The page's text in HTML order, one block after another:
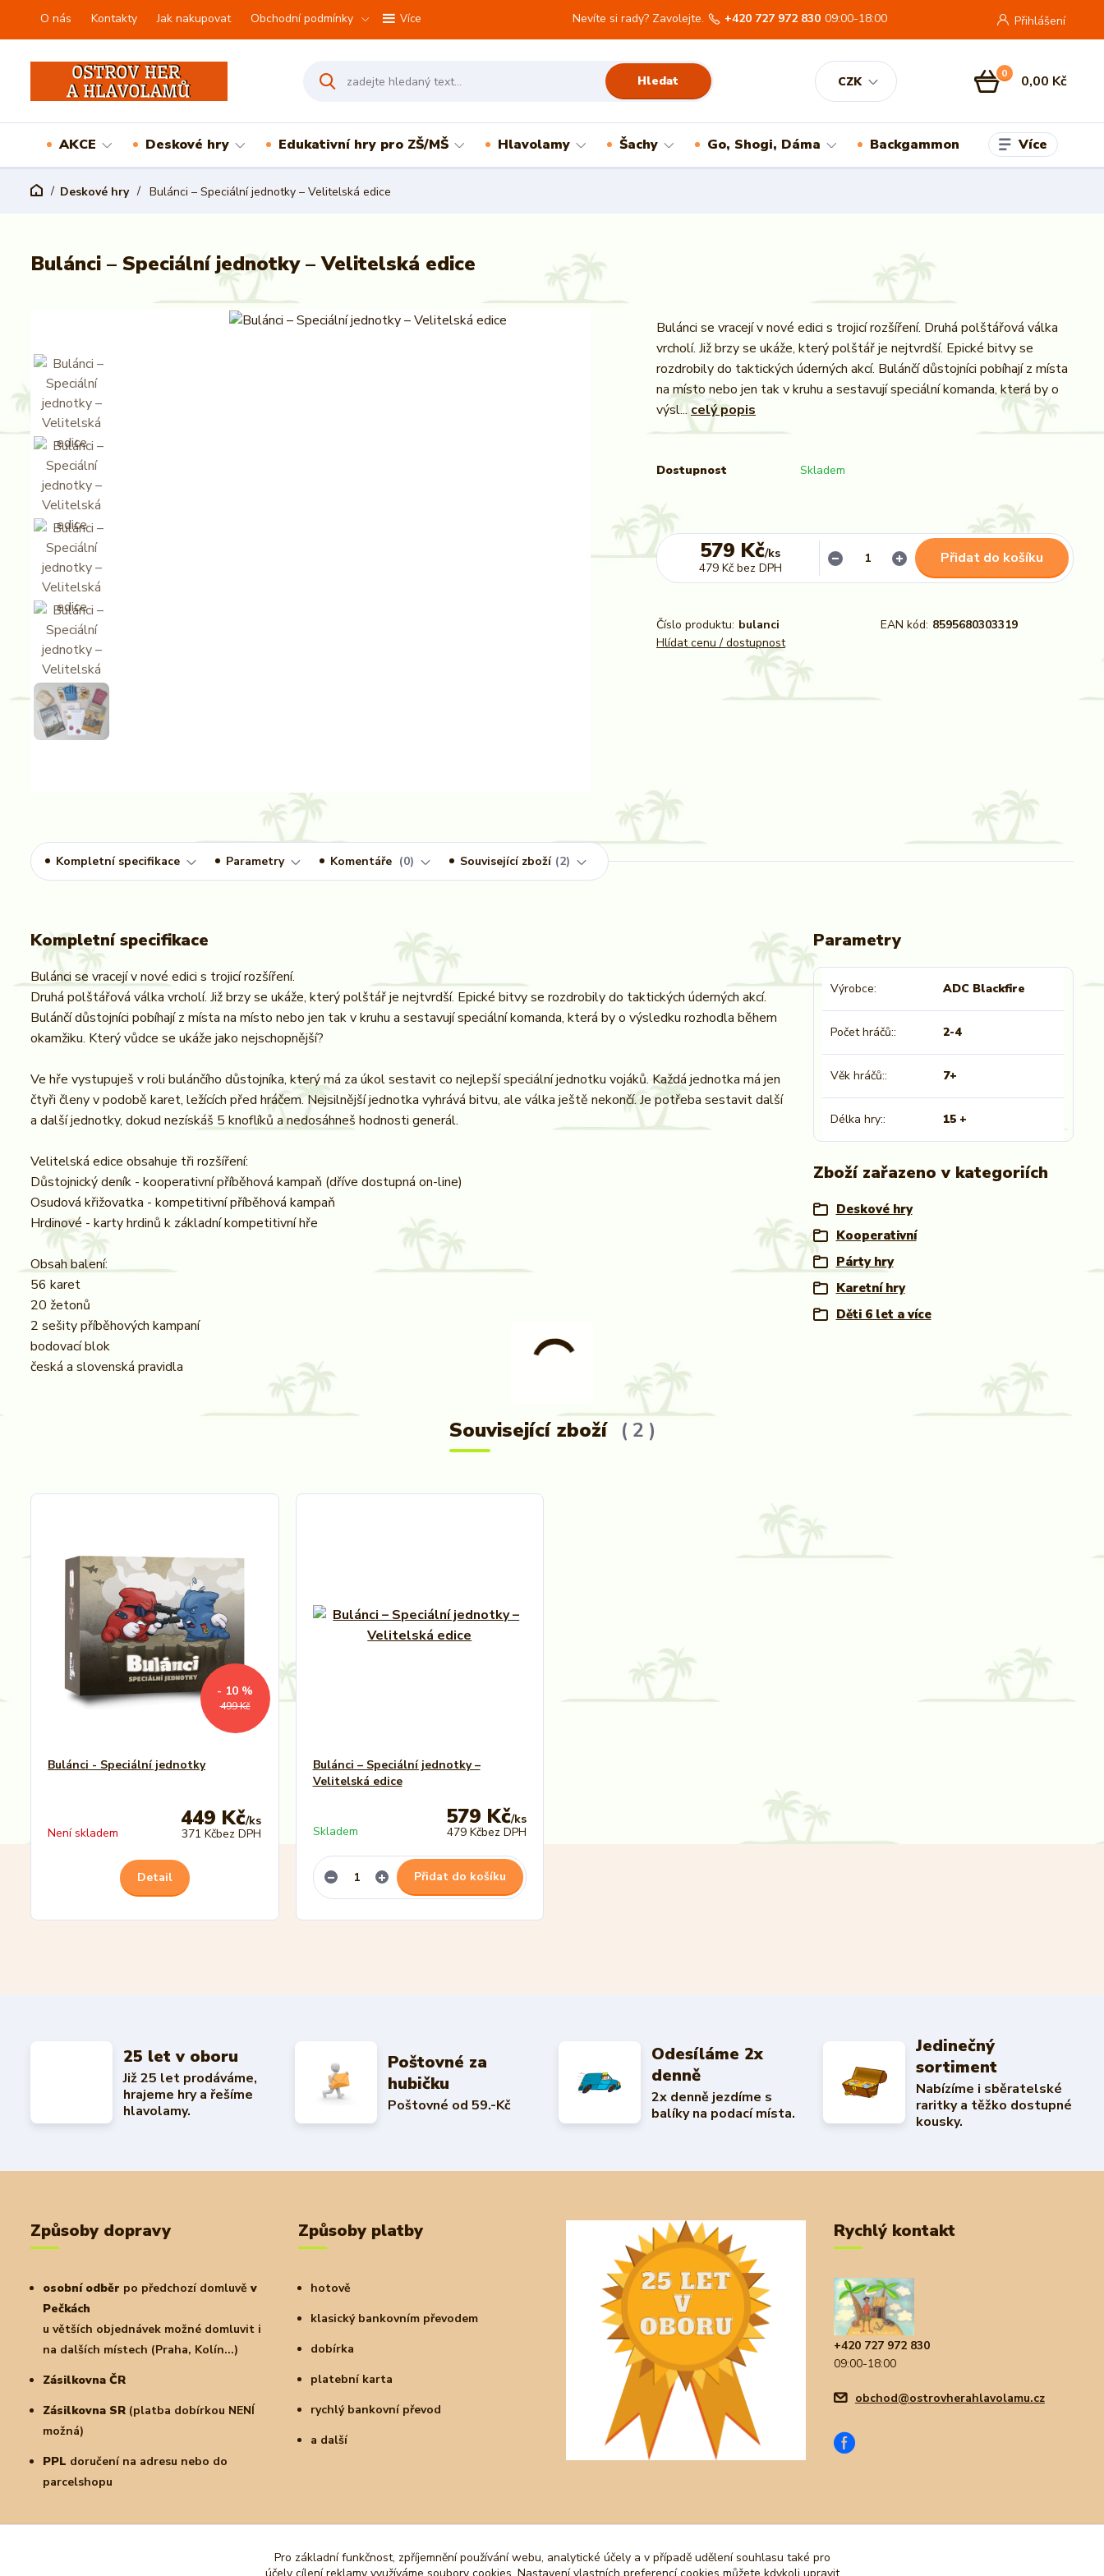
O nás Kontakty Jak nakupovat Obchodní podmínky Více
CZK
Přihlášení
Hledat
Nevíte si rady? Zavolejte. +420 727 972 830 09:00-18:00
0 0,00 Kč
AKCE Deskové hry Edukativní hry pro ZŠ/MŠ Hlavolamy Šachy Go, Shogi, Dáma Backgammon Více
Deskové hry Bulánci – Speciální jednotky – Velitelská edice
Bulánci – Speciální jednotky – Velitelská edice
Bulánci se vracejí v nové edici s trojicí rozšíření. Druhá polštářová válka
vrcholí. Již brzy se ukáže, který polštář je nejtvrdší. Epické bitvy se
rozdrobily do taktických úderných akcí. Bulánčí důstojníci pobíhají z místa
na místo nebo jen tak v kruhu a sestavují speciální komanda, která by o
výsl... celý popis
Dostupnost Skladem
579 Kč/ks
479 Kč bez DPH
Přidat do košíku
Číslo produktu: bulanci EAN kód: 8595680303319
Hlídat cenu / dostupnost
Kompletní specifikace Parametry Komentáře 0 Související zboží 2
Kompletní specifikace
Bulánci se vracejí v nové edici s trojicí rozšíření.
Druhá polštářová válka vrcholí. Již brzy se ukáže, který polštář je nejtvrdší. Epické bitvy se rozdrobily do taktických úderných akcí.
Bulánčí důstojníci pobíhají z místa na místo nebo jen tak v kruhu a sestavují speciální komanda, která by o výsledku rozhodla během
okamžiku. Který vůdce se ukáže jako nejschopnější?
Ve hře vystupuješ v roli bulánčího důstojníka, který má za úkol sestavit co nejlepší speciální jednotku vojáků. Každá jednotka má jen
čtyři členy v podobě karet, ležících před hráčem. Nejsilnější jednotka vyhrává bitvu, ale válka ještě nekončí. Je potřeba sestavit další
a další jednotky, dokud nezískáš 5 knoflíků a nedosáhneš hodnosti generál.
Velitelská edice obsahuje tři rozšíření:
Důstojnický deník - kooperativní příběhová kampaň (dříve dostupná on-line)
Osudová křižovatka - kompetitivní příběhová kampaň
Hrdinové - karty hrdinů k základní kompetitivní hře
Obsah balení:
56 karet
20 žetonů
2 sešity příběhových kampaní
bodovací blok
česká a slovenská pravidla
Parametry
Výrobce ADC Blackfire
Počet hráčů: 2-4
Věk hráčů: 7+
Délka hry: 15 +
Zboží zařazeno v kategoriích
Deskové hry
Kooperativní
Párty hry
Karetní hry
Děti 6 let a více
Související zboží 2
499 Kč
- 10 %
Bulánci - Speciální jednotky
449 Kč/ks
371 Kčbez DPH
Není skladem
Detail
Bulánci – Speciální jednotky –
Velitelská edice
579 Kč/ks
479 Kčbez DPH
Skladem
Přidat do košíku
25 let v oboru
Již 25 let prodáváme,
hrajeme hry a řešíme
hlavolamy.
Poštovné za
hubičku
Poštovné od 59.-Kč
Odesíláme 2x
denně
2x denně jezdíme s
balíky na podací místa.
Jedinečný
sortiment
Nabízíme i sběratelské
raritky a těžko dostupné
kousky.
Způsoby dopravy
osobní odběr po předchozí domluvě v
Pečkách
u větších objednávek možné domluvit i
na dalších místech (Praha, Kolín...)
Zásilkovna ČR
Zásilkovna SR (platba dobírkou NENÍ
možná)
PPL doručení na adresu nebo do
parcelshopu
Způsoby platby
hotově
klasický bankovním převodem
dobírka
platební karta
rychlý bankovní převod
a další
Rychlý kontakt
+420 727 972 830
09:00-18:00
obchod@ostrovherahlavolamu.cz
Pro základní funkčnost, zpříjemnění používání webu, analytické účely a v případě udělení souhlasu také pro